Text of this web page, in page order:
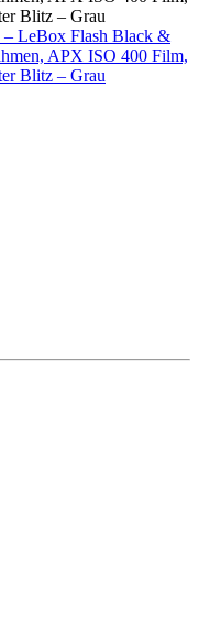
– LeBox Flash Black &
APX ISO 400 Film,
Blitz – Grau